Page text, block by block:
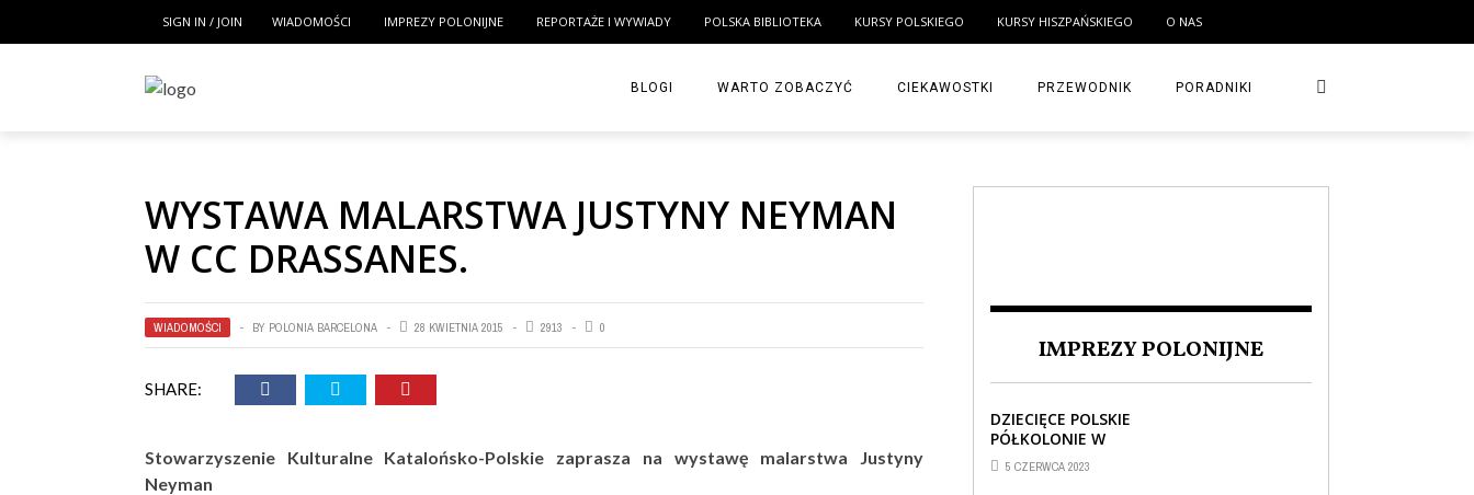
SIGN IN / JOIN WIADOMOŚCI IMPREZY POLONIJNE REPORTAŻE I WYWIADY POLSKA BIBLIOTEKA KURSY POLSKIEGO KURSY HISZPAŃSKIEGO O NAS
BLOGI WARTO ZOBACZYĆ CIEKAWOSTKI PRZEWODNIK PORADNIKI
WYSTAWA MALARSTWA JUSTYNY NEYMAN
W CC DRASSANES.
WIADOMOŚCI BY POLONIA BARCELONA 28 KWIETNIA 2015 2913 0
SHARE:
Stowarzyszenie Kulturalne Katalońsko-Polskie zaprasza na wystawę malarstwa Justyny
Neyman
IMPREZY POLONIJNE
DZIECIĘCE POLSKIE
PÓŁKOLONIE W
BARCELONIE
5 CZERWCA 2023